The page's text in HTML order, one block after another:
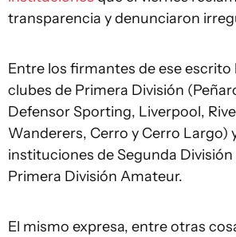
transparencia y denunciaron
Entre los firmantes de ese escrito
clubes de Primera División
Defensor Sporting, Liverpool,
Wanderers, Cerro y Cerro Largo)
instituciones de Segunda
Primera División Amateur.
El mismo expresa, entre otras